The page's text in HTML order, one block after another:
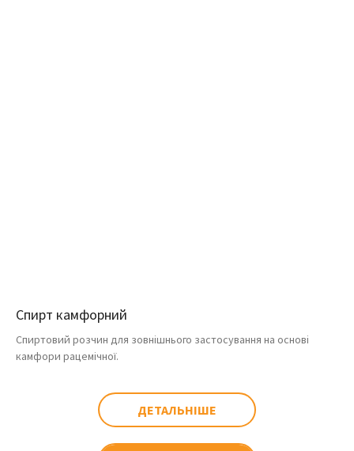
Спирт камфорний
Спиртовий розчин для зовнішнього застосування на основі
камфори рацемічної.
ДЕТАЛЬНІШЕ